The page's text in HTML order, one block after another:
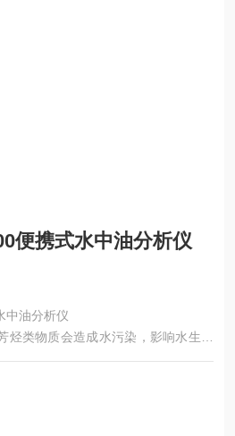
便携式水中油分析仪
中油分析仪
烃类物质会造成水污染，影响水生动
个行业排放废水必测项目。目前，国
性，对环境有严重污染，限制了水中
署 EPA Method 1664 方法则推荐正